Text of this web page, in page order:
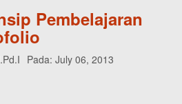
Pembelajaran
Pada: July 06, 2013